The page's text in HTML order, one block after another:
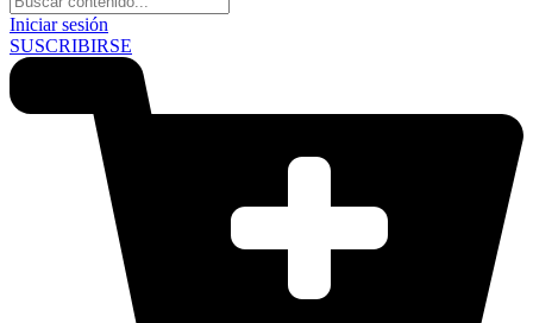
Iniciar sesión
SUSCRIBIRSE